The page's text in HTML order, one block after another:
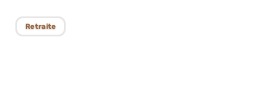
Retraite